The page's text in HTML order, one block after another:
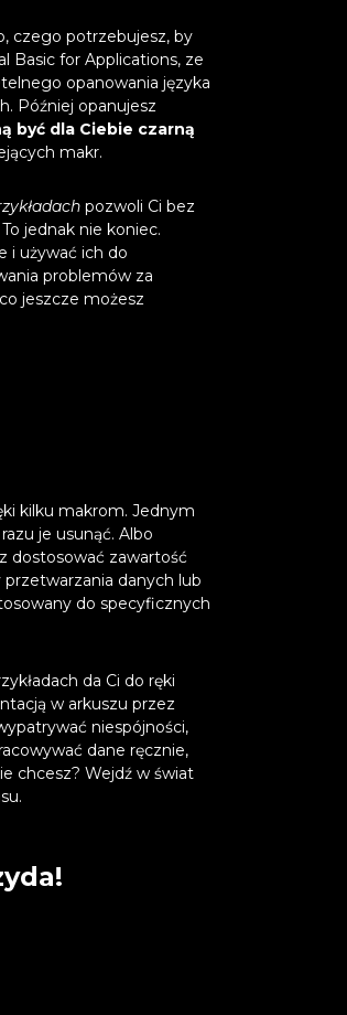
czego potrzebujesz, by
Basic for Applications, ze
opanowania języka
Później opanujesz
być dla Ciebie czarną
makr.
pozwoli Ci bez
jednak nie koniec.
i używać ich do
problemów za
jeszcze możesz
kilku makrom. Jednym
je usunąć. Albo
dostosować zawartość
danych lub
do specyficznych
da Ci do ręki
w arkuszu przez
niespójności,
dane ręcznie,
chcesz? Wejdź w świat